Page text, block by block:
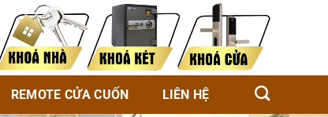
REMOTE CỬA CUỐN LIÊN HỆ